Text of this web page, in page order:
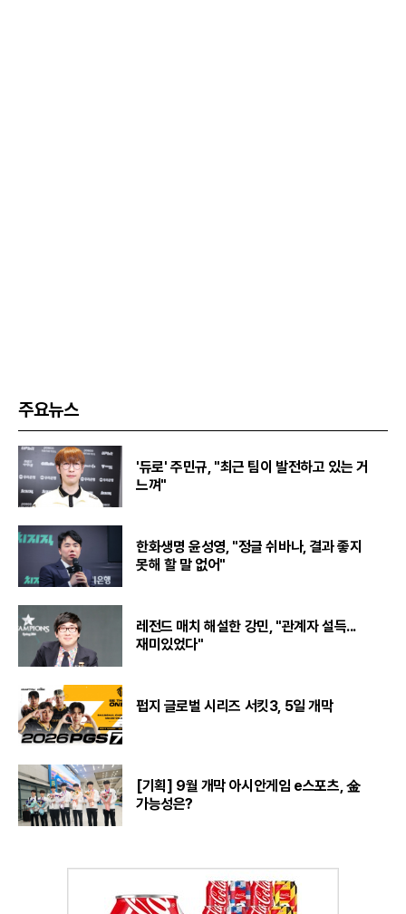
주요뉴스
'듀로' 주민규, "최근 팀이 발전하고 있는 거
느껴"
한화생명 윤성영, "정글 쉬바나, 결과 좋지
못해 할 말 없어"
레전드 매치 해설한 강민, "관계자 설득...
재미있었다"
펍지 글로벌 시리즈 서킷3, 5일 개막
[기획] 9월 개막 아시안게임 e스포츠, 金
가능성은?